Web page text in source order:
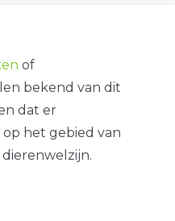
of
bekend van dit
dat er
op het gebied van